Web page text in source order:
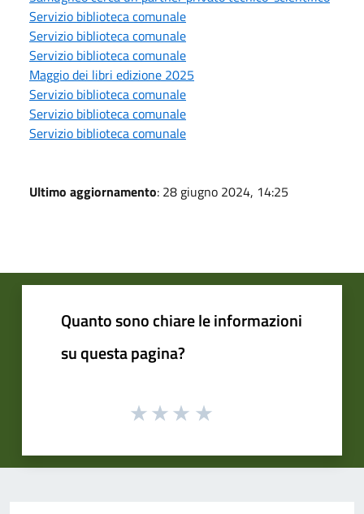
Servizio biblioteca comunale
Servizio biblioteca comunale
Servizio biblioteca comunale
Maggio dei libri edizione 2025
Servizio biblioteca comunale
Servizio biblioteca comunale
Servizio biblioteca comunale
Ultimo aggiornamento: 28 giugno 2024, 14:25
Quanto sono chiare le informazioni
su questa pagina?